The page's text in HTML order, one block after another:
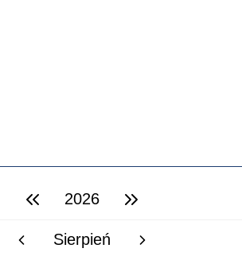
poprzedni rok2026 następny rok
poprzedni miesiącSierpień następny miesiąc